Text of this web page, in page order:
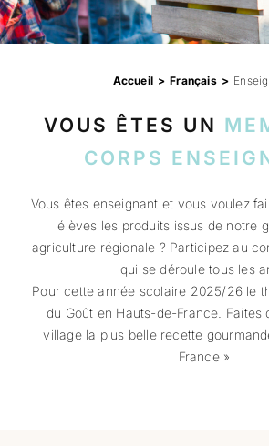
Accueil Français
VOUS ÊTES UN
CORPS
Vous êtes enseignant et vous voulez
élèves les produits issus de notre
agriculture régionale ? Participez au
qui se déroule tous les
Pour cette année scolaire 2025/26 le
du Goût en Hauts-de-France. Faites
village la plus belle recette
France »